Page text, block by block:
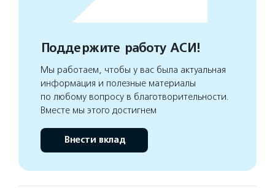
Поддержите работу АСИ!
Мы работаем, чтобы у вас была актуальная
информация и полезные материалы
по любому вопросу в благотворительности.
Вместе мы этого достигнем
Внести вклад